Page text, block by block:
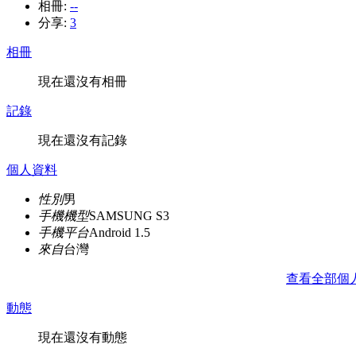
相冊: --
分享: 3
相冊
現在還沒有相冊
記錄
現在還沒有記錄
個人資料
性別男
手機機型SAMSUNG S3
手機平台Android 1.5
來自台灣
查看全部個
動態
現在還沒有動態